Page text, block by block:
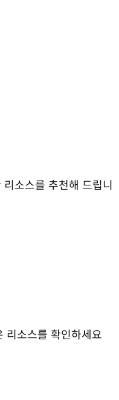
소스를 추천해 드립니
리소스를 확인하세요